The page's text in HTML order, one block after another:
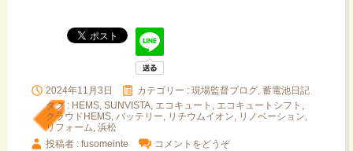
2024年11月3日 カテゴリー : 現場監督ブログ, 蓄電池日記
タグ : HEMS, SUNVISTA, エコキュート , エコキュートシフト ,
クラウドHEMS, バッテリー, リチウムイオン, リノベーション,
リフォーム, 浜松
投稿者 : fusomeinte
コメントをどうぞ